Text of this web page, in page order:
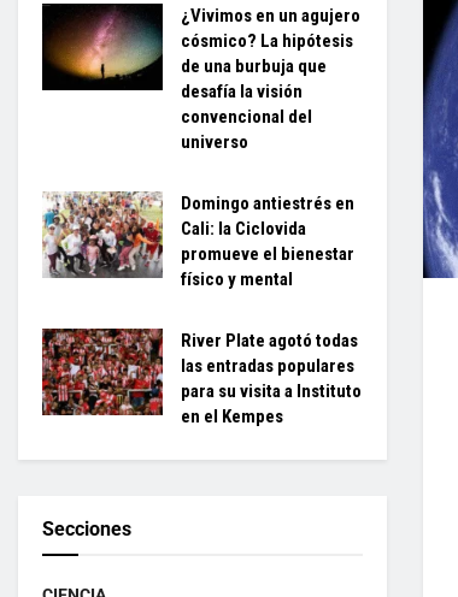
¿Vivimos en un agujero
cósmico? La hipótesis
de una burbuja que
desafía la visión
convencional del
universo
Domingo antiestrés en
Cali: la Ciclovida
promueve el bienestar
físico y mental
River Plate agotó todas
las entradas populares
para su visita a Instituto
en el Kempes
Secciones